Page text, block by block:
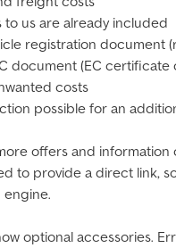
to us are already included
registration document
document (EC certificate
costs
possible for an
offers and information
to provide a direct link,
engine.
optional accessories.